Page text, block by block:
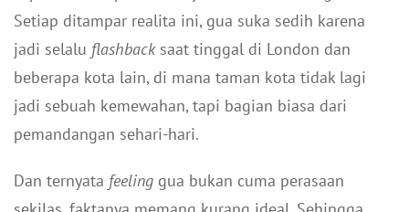
Setiap ditampar realita ini, gua suka sedih karena
jadi selalu flashback saat tinggal di London dan
beberapa kota lain, di mana taman kota tidak lagi
jadi sebuah kemewahan, tapi bagian biasa dari
pemandangan sehari-hari.
Dan ternyata feeling gua bukan cuma perasaan